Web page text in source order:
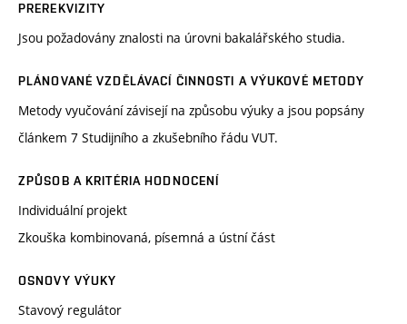
PREREKVIZITY
Jsou požadovány znalosti na úrovni bakalářského studia.
PLÁNOVANÉ VZDĚLÁVACÍ ČINNOSTI A VÝUKOVÉ METODY
Metody vyučování závisejí na způsobu výuky a jsou popsány
článkem 7 Studijního a zkušebního řádu VUT.
ZPŮSOB A KRITÉRIA HODNOCENÍ
Individuální projekt
Zkouška kombinovaná, písemná a ústní část
OSNOVY VÝUKY
Stavový regulátor